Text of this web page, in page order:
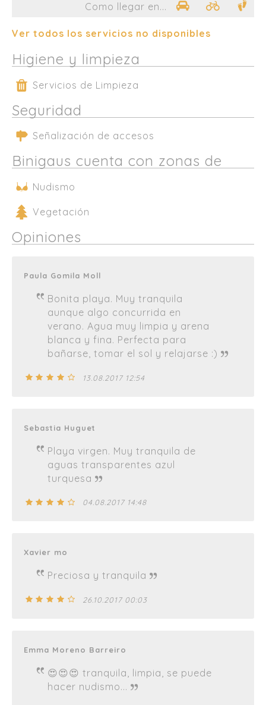
Como llegar en...
Ver todos los servicios no disponibles
Higiene y limpieza
Servicios de Limpieza
Seguridad
Señalización de accesos
Binigaus cuenta con zonas de
Nudismo
Vegetación
Opiniones
Paula Gomila Moll
Bonita playa. Muy tranquila
aunque algo concurrida en
verano. Agua muy limpia y arena
blanca y fina. Perfecta para
bañarse, tomar el sol y relajarse :)
13.08.2017 12:54
Sebastia Huguet
Playa virgen. Muy tranquila de
aguas transparentes azul
turquesa
04.08.2017 14:48
Xavier mo
Preciosa y tranquila
26.10.2017 00:03
Emma Moreno Barreiro
😍😍😍 tranquila, limpia, se puede
hacer nudismo...